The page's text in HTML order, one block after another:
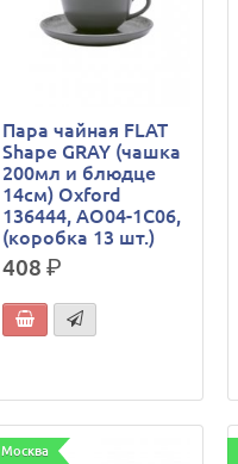
Пара чайная FLAT
Shape GRAY (чашка
200мл и блюдце
14см) Oxford
136444, AO04-1C06,
(коробка 13 шт.)
408 р.
Москва